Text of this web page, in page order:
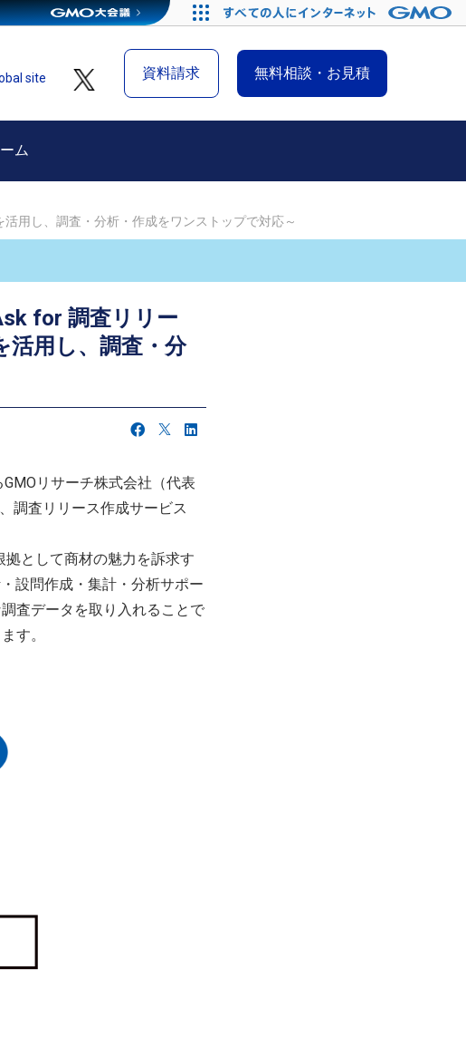
資料請求 無料相談・お見積
site
ム
用し、調査・分析・作成をワンストップで対応～
for 調査リリー
活用し、調査・分
リサーチ株式会社（代表
調査リリース作成サービス
として商材の魅力を訴求す
設問作成・集計・分析サポー
査データを取り入れることで
す。